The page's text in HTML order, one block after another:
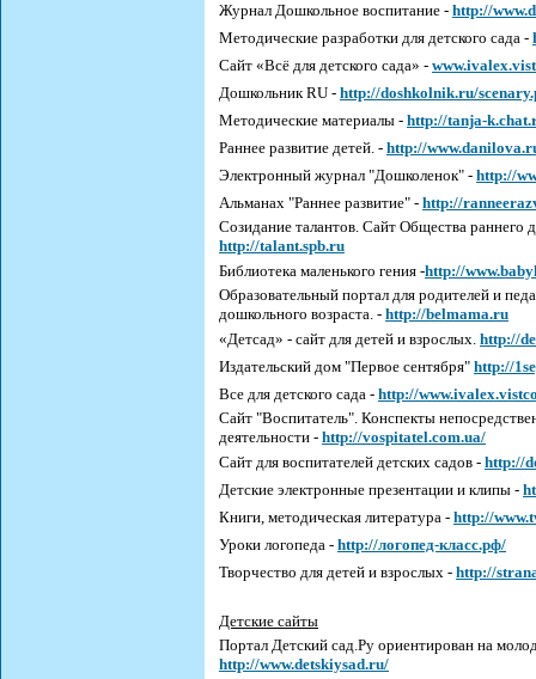
Журнал Дошкольное воспитание - http://
Методические разработки для детского сада -
Сайт «Всё для детского сада» -
Дошкольник RU - http://doshkolnik.ru/
Методические материалы - http://tanja-
Раннее развитие детей. - http://
Электронный журнал "Дошколенок" - http://
Альманах "Раннее развитие" - http://
Созидание талантов. Сайт Общества раннего
http://talant.spb.ru
Библиотека маленького гения -http://
Образовательный портал для родителей и
дошкольного возраста. - http://belmama.ru
«Детсад» - сайт для детей и взрослых. http://
Издательский дом "Первое сентября" http://
Все для детского сада - http://
Сайт "Воспитатель". Конспекты
деятельности - http://vospitatel.com.ua/
Сайт для воспитателей детских садов - http://
Детские электронные презентации и клипы -
Книги, методическая литература - http://
Уроки логопеда - http://логопед-класс.рф/
Творчество для детей и взрослых - http://
Детские сайты
Портал Детский сад.Ру ориентирован на
http://www.detskiysad.ru/